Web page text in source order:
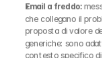
Email a freddo:
che collegano il
proposta di valore
generiche: sono
contesto specifico